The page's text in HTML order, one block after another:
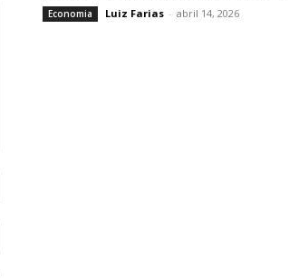
Economia Luiz Farias - abril 14, 2026